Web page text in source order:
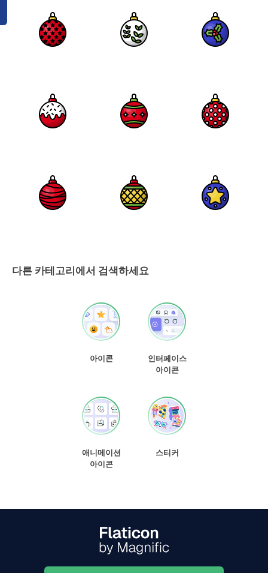
다른 카테고리에서 검색하세요
아이콘
인터페이스
아이콘
애니메이션
아이콘
스티커